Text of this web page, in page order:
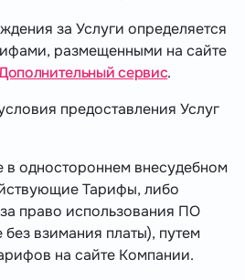
за Услуги определяется
размещенными на сайте
сервис.
предоставления Услуг
в одностороннем внесудебном
Тарифы, либо
право использования ПО
взимания платы), путем
на сайте Компании.